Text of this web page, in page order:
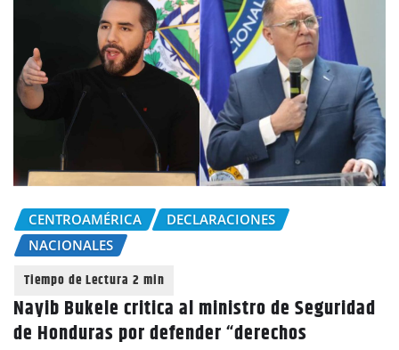
CENTROAMÉRICA
DECLARACIONES
NACIONALES
Nayib Bukele critica al ministro de Seguridad
de Honduras por defender “derechos